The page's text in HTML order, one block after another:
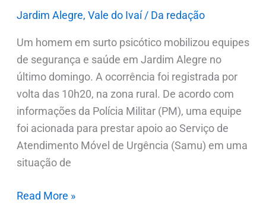
Jardim Alegre, Vale do Ivaí/ Da redação
Um homem em surto psicótico mobilizou equipes
de segurança e saúde em Jardim Alegre no
último domingo. A ocorrência foi registrada por
volta das 10h20, na zona rural. De acordo com
informações da Polícia Militar (PM), uma equipe
foi acionada para prestar apoio ao Serviço de
Atendimento Móvel de Urgência (Samu) em uma
situação de
pelo
Read More »